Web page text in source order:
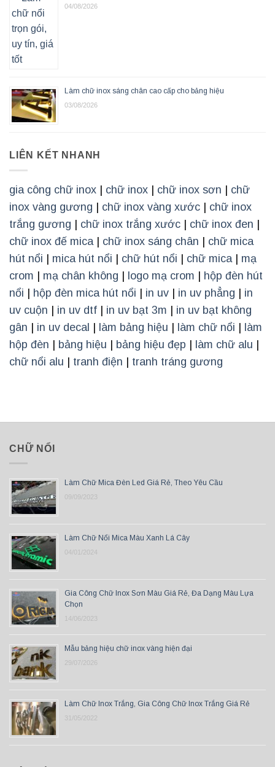
04/08/2026
Làm chữ inox sáng chân cao cấp cho bảng hiệu
03/08/2026
LIÊN KẾT NHANH
gia công chữ inox | chữ inox | chữ inox sơn | chữ
inox vàng gương | chữ inox vàng xước | chữ inox
trắng gương | chữ inox trắng xước | chữ inox đen |
chữ inox đế mica | chữ inox sáng chân | chữ mica
hút nổi | mica hút nổi | chữ hút nổi | chữ mica | mạ
crom | mạ chân không | logo mạ crom | hộp đèn hút
nổi | hộp đèn mica hút nổi | in uv | in uv phẳng | in
uv cuộn | in uv dtf | in uv bạt 3m | in uv bạt không
gân | in uv decal | làm bảng hiệu | làm chữ nổi | làm
hộp đèn | bảng hiệu | bảng hiệu đẹp | làm chữ alu |
chữ nổi alu | tranh điện | tranh tráng gương
CHỮ NỔI
Làm Chữ Mica Đèn Led Giá Rẻ, Theo Yêu Cầu
09/09/2023
Làm Chữ Nổi Mica Màu Xanh Lá Cây
04/01/2024
Gia Công Chữ Inox Sơn Màu Giá Rẻ, Đa Dạng Màu Lựa
Chọn
14/06/2023
Mẫu bảng hiệu chữ inox vàng hiện đại
29/07/2026
Làm Chữ Inox Trắng, Gia Công Chữ Inox Trắng Giá Rẻ
31/05/2022